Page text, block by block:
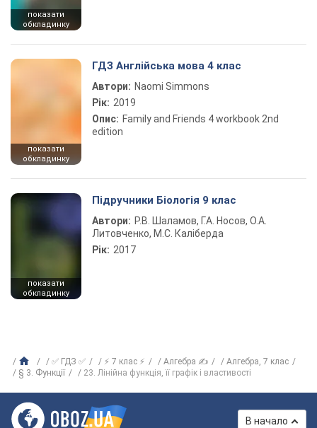
показати
обкладинку
показати
обкладинку
ГДЗ Англійська мова 4 клас
Автори: Naomi Simmons
Рік: 2019
Опис: Family and Friends 4 workbook 2nd
edition
показати
обкладинку
Підручники Біологія 9 клас
Автори: Р.В. Шаламов, Г.А. Носов, О.А.
Литовченко, М.С. Каліберда
Рік: 2017
✅ ГДЗ ✅ ⚡ 7 клас ⚡ Алгебра ✍
Алгебра, 7 клас
§ 3. Функції
23. Лінійна функція, її графік і властивості
В начало